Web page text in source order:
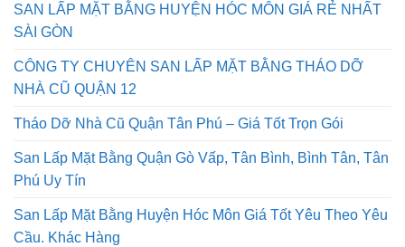
SAN LẤP MẶT BẰNG HUYỆN HÓC MÔN GIÁ RẺ NHẤT
SÀI GÒN
CÔNG TY CHUYÊN SAN LẤP MẶT BẰNG THÁO DỠ
NHÀ CŨ QUẬN 12
Tháo Dỡ Nhà Cũ Quận Tân Phú – Giá Tốt Trọn Gói
San Lấp Mặt Bằng Quận Gò Vấp, Tân Bình, Bình Tân, Tân
Phú Uy Tín
San Lấp Mặt Bằng Huyện Hóc Môn Giá Tốt Yêu Theo Yêu
Cầu. Khác Hàng